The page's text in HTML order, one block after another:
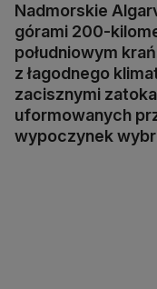
Nadmorskie
górami 200-
południowym
z łagodnego
zacisznymi
uformowanych
wypoczynek